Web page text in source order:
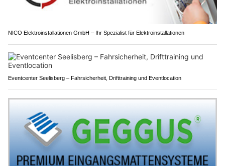
NICO Elektroinstallationen GmbH – Ihr Spezialist für Elektroinstallationen
Eventcenter Seelisberg – Fahrsicherheit, Drifttraining und Eventlocation